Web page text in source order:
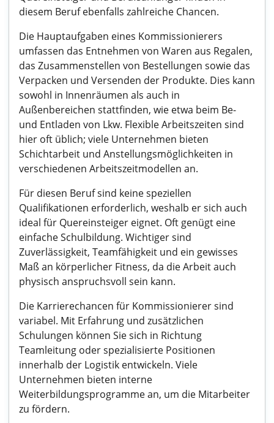
diesem Beruf ebenfalls zahlreiche Chancen.
Die Hauptaufgaben eines Kommissionierers
umfassen das Entnehmen von Waren aus Regalen,
das Zusammenstellen von Bestellungen sowie das
Verpacken und Versenden der Produkte. Dies kann
sowohl in Innenräumen als auch in
Außenbereichen stattfinden, wie etwa beim Be-
und Entladen von Lkw. Flexible Arbeitszeiten sind
hier oft üblich; viele Unternehmen bieten
Schichtarbeit und Anstellungsmöglichkeiten in
verschiedenen Arbeitszeitmodellen an.
Für diesen Beruf sind keine speziellen
Qualifikationen erforderlich, weshalb er sich auch
ideal für Quereinsteiger eignet. Oft genügt eine
einfache Schulbildung. Wichtiger sind
Zuverlässigkeit, Teamfähigkeit und ein gewisses
Maß an körperlicher Fitness, da die Arbeit auch
physisch anspruchsvoll sein kann.
Die Karrierechancen für Kommissionierer sind
variabel. Mit Erfahrung und zusätzlichen
Schulungen können Sie sich in Richtung
Teamleitung oder spezialisierte Positionen
innerhalb der Logistik entwickeln. Viele
Unternehmen bieten interne
Weiterbildungsprogramme an, um die Mitarbeiter
zu fördern.